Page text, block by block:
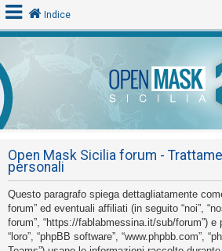
o
g
n
A
r
Indice
Open Mask Sicilia forum -
personali
Questo paragrafo spiega dettagliatamente
forum” ed eventuali affiliati (in seguito “noi”,
forum”, “https://fablabmessina.it/sub/forum”) e
“loro”, “phpBB software”, “www.phpbb.com”,